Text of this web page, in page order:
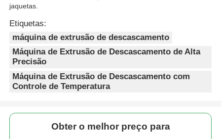
jaquetas.
Etiquetas:
máquina de extrusão de descascamento
Máquina de Extrusão de Descascamento de Alta
Precisão
Máquina de Extrusão de Descascamento com
Controle de Temperatura
Obter o melhor preço para